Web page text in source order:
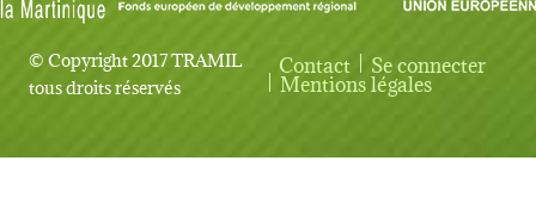
© Copyright 2017 TRAMIL
tous droits réservés
User account menu
Contact Se connecter
Mentions légales